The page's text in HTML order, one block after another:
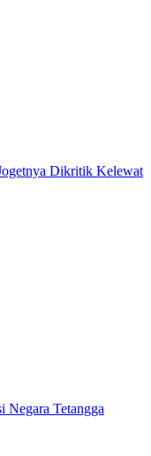
Dikritik Kelewat
Tetangga